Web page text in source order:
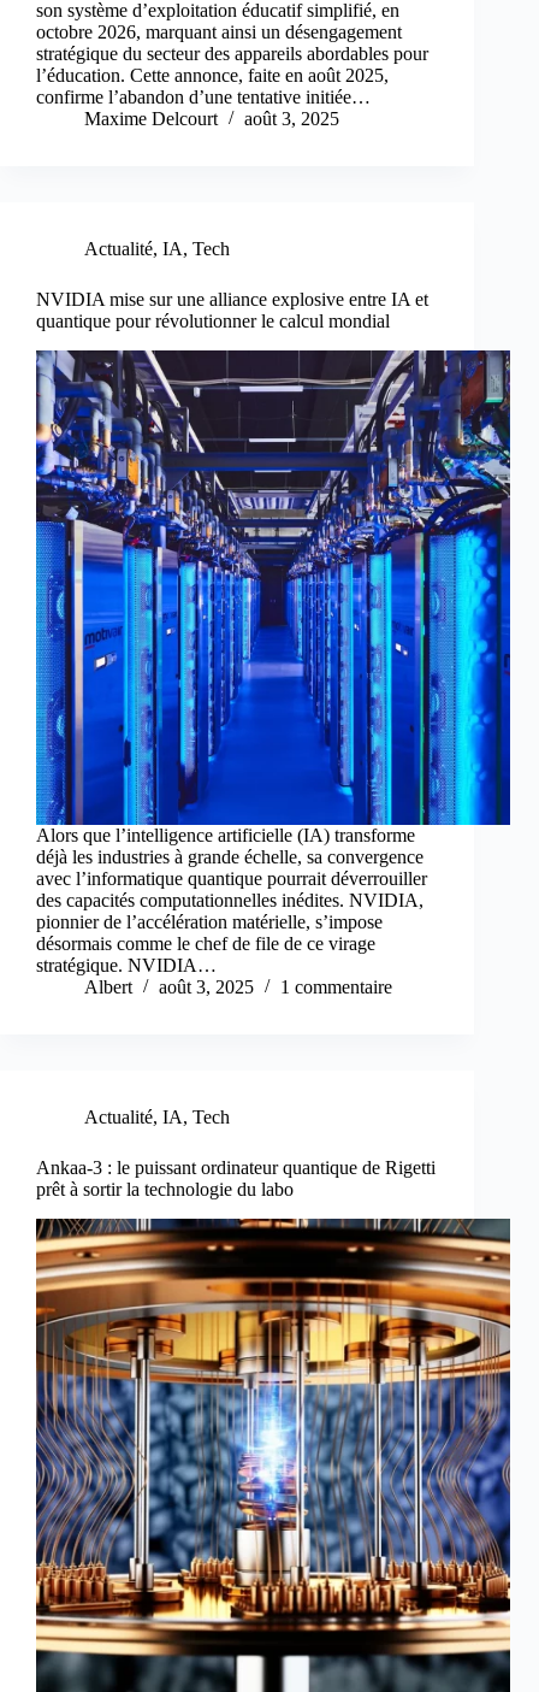
son système d’exploitation éducatif simplifié, en
octobre 2026, marquant ainsi un désengagement
stratégique du secteur des appareils abordables pour
l’éducation. Cette annonce, faite en août 2025,
confirme l’abandon d’une tentative initiée…
Maxime Delcourt
août 3, 2025
Actualité, IA, Tech
NVIDIA mise sur une alliance explosive entre IA et
quantique pour révolutionner le calcul mondial
Alors que l’intelligence artificielle (IA) transforme
déjà les industries à grande échelle, sa convergence
avec l’informatique quantique pourrait déverrouiller
des capacités computationnelles inédites. NVIDIA,
pionnier de l’accélération matérielle, s’impose
désormais comme le chef de file de ce virage
stratégique. NVIDIA…
Albert
août 3, 2025 1 commentaire
Actualité, IA, Tech
Ankaa-3 : le puissant ordinateur quantique de Rigetti
prêt à sortir la technologie du labo